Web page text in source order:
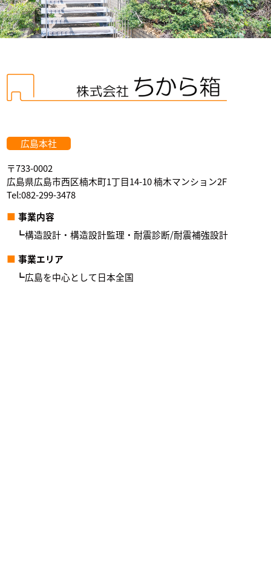
広島本社
〒733-0002
広島県広島市西区楠木町1丁目14-10 楠木マンション2F
Tel:082-299-3478
事業内容
構造設計・構造設計監理・耐震診断/耐震補強設計
事業エリア
広島を中心として日本全国